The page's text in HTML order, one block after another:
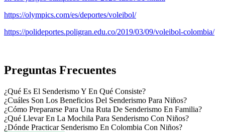
https://olympics.com/es/deportes/voleibol/
https://polideportes.poligran.edu.co/2019/03/09/voleibol-colombia/
Preguntas Frecuentes
¿Qué Es El Senderismo Y En Qué Consiste?
¿Cuáles Son Los Beneficios Del Senderismo Para Niños?
¿Cómo Prepararse Para Una Ruta De Senderismo En Familia?
¿Qué Llevar En La Mochila Para Senderismo Con Niños?
¿Dónde Practicar Senderismo En Colombia Con Niños?